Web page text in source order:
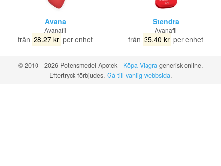
Avana
Avanafil
från 28.27 kr per enhet
Stendra
Avanafil
från 35.40 kr per enhet
© 2010 - 2026 Potensmedel Apotek - Köpa Viagragenerisk online.
Eftertryck förbjudes. Gå till vanlig webbsida.